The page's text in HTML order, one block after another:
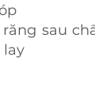
sau
lay